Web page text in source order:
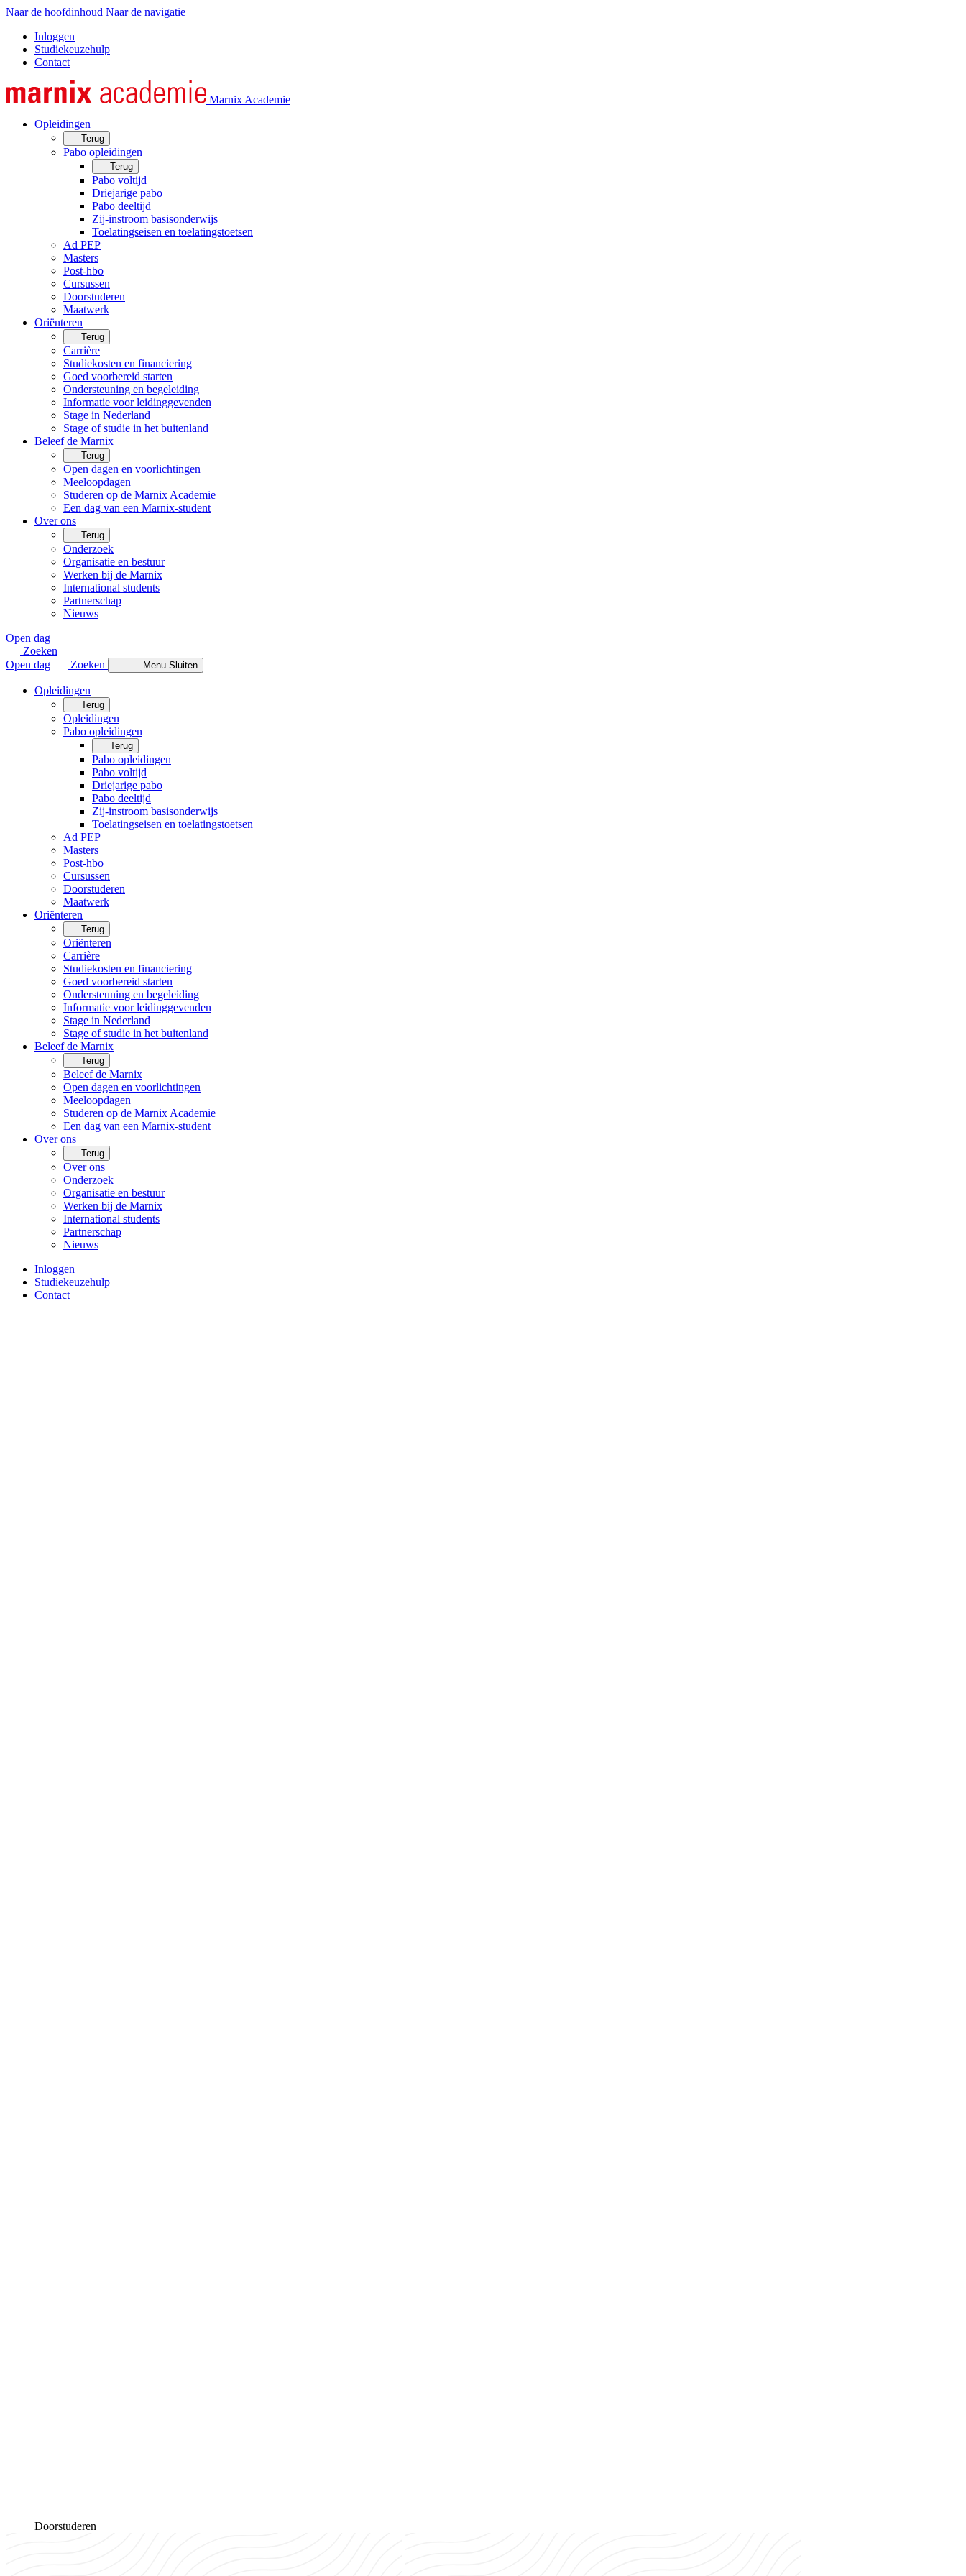
Naar de hoofdinhoud Naar de navigatie
Inloggen
Studiekeuzehulp
Contact
Marnix Academie
Opleidingen
Terug
Pabo opleidingen
Terug
Pabo voltijd
Driejarige pabo
Pabo deeltijd
Zij-instroom basisonderwijs
Toelatingseisen en toelatingstoetsen
Ad PEP
Masters
Post-hbo
Cursussen
Doorstuderen
Maatwerk
Oriënteren
Terug
Carrière
Studiekosten en financiering
Goed voorbereid starten
Ondersteuning en begeleiding
Informatie voor leidinggevenden
Stage in Nederland
Stage of studie in het buitenland
Beleef de Marnix
Terug
Open dagen en voorlichtingen
Meeloopdagen
Studeren op de Marnix Academie
Een dag van een Marnix-student
Over ons
Terug
Onderzoek
Organisatie en bestuur
Werken bij de Marnix
International students
Partnerschap
Nieuws
Open dag
Zoeken
Open dag
Zoeken Menu Sluiten
Opleidingen
Terug
Opleidingen
Pabo opleidingen
Terug
Pabo opleidingen
Pabo voltijd
Driejarige pabo
Pabo deeltijd
Zij-instroom basisonderwijs
Toelatingseisen en toelatingstoetsen
Ad PEP
Masters
Post-hbo
Cursussen
Doorstuderen
Maatwerk
Oriënteren
Terug
Oriënteren
Carrière
Studiekosten en financiering
Goed voorbereid starten
Ondersteuning en begeleiding
Informatie voor leidinggevenden
Stage in Nederland
Stage of studie in het buitenland
Beleef de Marnix
Terug
Beleef de Marnix
Open dagen en voorlichtingen
Meeloopdagen
Studeren op de Marnix Academie
Een dag van een Marnix-student
Over ons
Terug
Over ons
Onderzoek
Organisatie en bestuur
Werken bij de Marnix
International students
Partnerschap
Nieuws
Inloggen
Studiekeuzehulp
Contact
Doorstuderen